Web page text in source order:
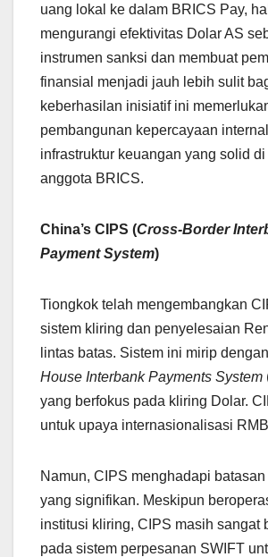
uang lokal ke dalam BRICS Pay,
mengurangi efektivitas Dolar AS
instrumen sanksi dan membuat
finansial menjadi jauh lebih sulit
keberhasilan inisiatif ini
pembangunan kepercayaan
infrastruktur keuangan yang solid di
anggota BRICS.
China’s CIPS (Cross-Border
Payment System)
Tiongkok telah mengembangkan
sistem kliring dan penyelesaian
lintas batas. Sistem ini mirip dengan
House Interbank Payments System
yang berfokus pada kliring Dolar.
untuk upaya internasionalisasi
Namun, CIPS menghadapi batasan
yang signifikan. Meskipun
institusi kliring, CIPS masih sangat
pada sistem perpesanan SWIFT